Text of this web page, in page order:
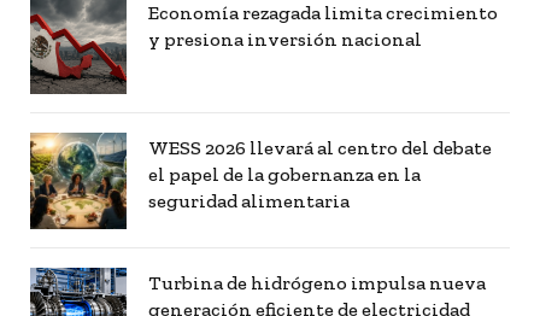
Economía rezagada limita crecimiento
y presiona inversión nacional
WESS 2026 llevará al centro del debate
el papel de la gobernanza en la
seguridad alimentaria
Turbina de hidrógeno impulsa nueva
generación eficiente de electricidad